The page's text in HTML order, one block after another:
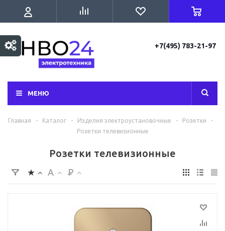
+7(495) 783-21-97
МЕНЮ
Главная - Каталог - Изделия электроустановочные - Розетки
-
Розетки телевизионные
Розетки телевизионные